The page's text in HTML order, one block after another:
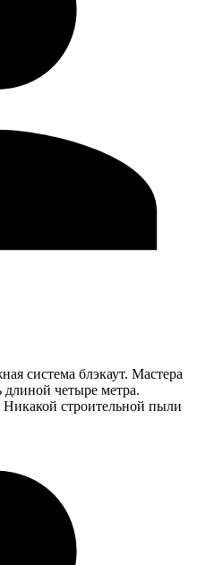
система блэкаут. Мастера
четыре метра.
Никакой строительной пыли